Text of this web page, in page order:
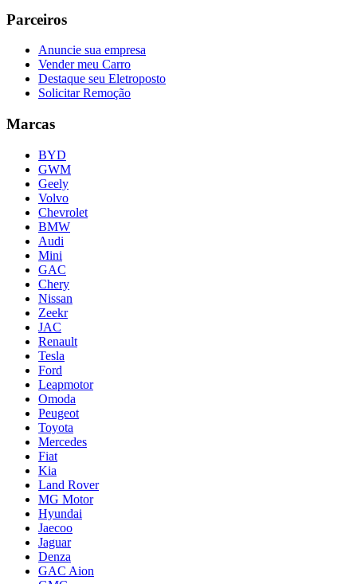
Parceiros
Anuncie sua empresa
Vender meu Carro
Destaque seu Eletroposto
Solicitar Remoção
Marcas
BYD
GWM
Geely
Volvo
Chevrolet
BMW
Audi
Mini
GAC
Chery
Nissan
Zeekr
JAC
Renault
Tesla
Ford
Leapmotor
Omoda
Peugeot
Toyota
Mercedes
Fiat
Kia
Land Rover
MG Motor
Hyundai
Jaecoo
Jaguar
Denza
GAC Aion